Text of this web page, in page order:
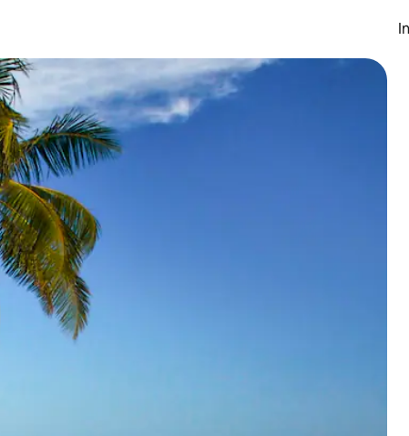
oben und unten oder erkunde die Ergebnisse durch Berühren oder